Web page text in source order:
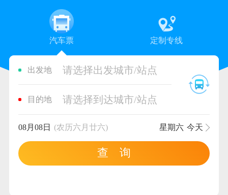
汽车票 定制专线
出发地 请选择出发城市/站点
目的地 请选择到达城市/站点
08月08日 (农历六月廿六) 星期六 今天
查 询